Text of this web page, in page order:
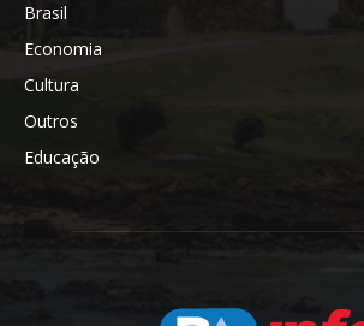
Brasil
Economia
Cultura
Outros
Educação